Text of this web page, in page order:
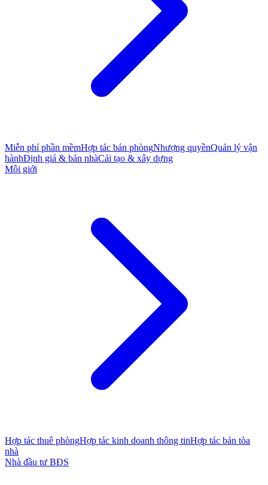
Miễn phí phần mềmHợp tác bán phòngNhượng quyềnQuản lý vận
hànhĐịnh giá & bán nhàCải tạo & xây dựng
Môi giới
Hợp tác thuê phòngHợp tác kinh doanh thông tinHợp tác bán tòa
nhà
Nhà đầu tư BĐS